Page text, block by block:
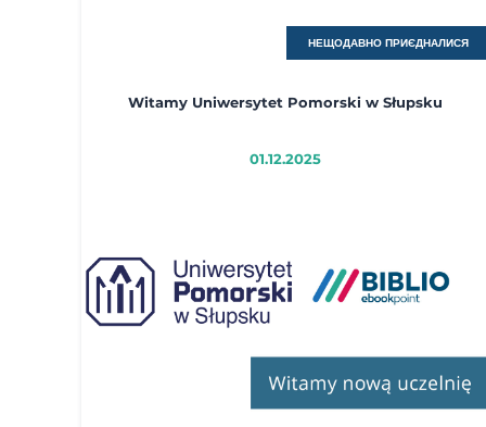
НЕЩОДАВНО ПРИЄДНАЛИСЯ
Witamy Uniwersytet Pomorski w Słupsku
01.12.2025